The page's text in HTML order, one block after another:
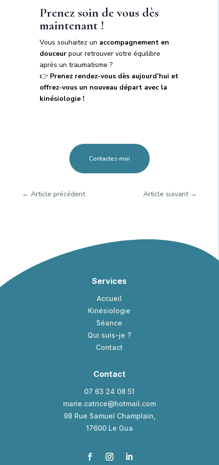
Prenez soin de vous dès
maintenant !
Vous souhaitez un accompagnement en
douceurpour retrouver votre équilibre
après un traumatisme ?
👉 Prenez rendez-vous dès aujourd’hui et
offrez-vous un nouveau départ avec la
kinésiologie !
Contactez-moi
← Article précédent Article suivant→
Services
Accueil
Kinésiologie
Séance
Qui suis-je ?
Contact
Contact
07 63 24 08 51
marie.catrice@hotmail.com
98 Rue Samuel Champlain,
17600 Le Gua